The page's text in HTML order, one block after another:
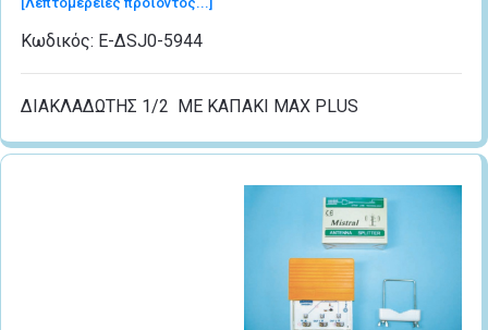
Κωδικός: Ε-ΔSJ0-5944
ΔΙΑΚΛΑΔΩΤΗΣ 1/2 ME KAΠΑΚΙ MAX PLUS